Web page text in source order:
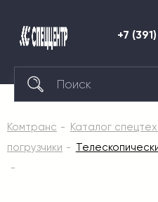
+7
Комтранс Каталог
погрузчики